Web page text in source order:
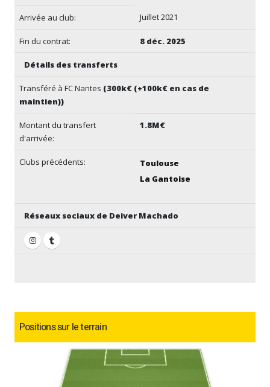
Arrivée au club: Juillet 2021
Fin du contrat: 8 déc. 2025
Détails des transferts
Transféré à FC Nantes (300k€ (+100k€ en cas de
maintien))
Montant du transfert
d'arrivée:
1.8M€
Clubs précédents:
Toulouse
La Gantoise
Réseaux sociaux de Deiver Machado
Positions sur le terrain